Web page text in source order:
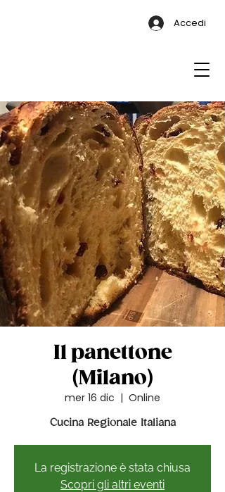
Accedi
Il panettone
(Milano)
mer 16 dic
  |
Online
Cucina Regionale Italiana
La registrazione è stata chiusa
Scopri gli altri eventi